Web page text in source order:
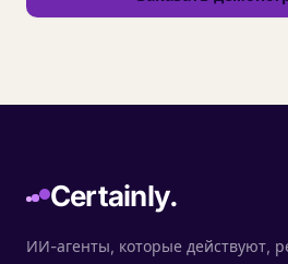
Certainly.
ИИ-агенты, которые действуют,